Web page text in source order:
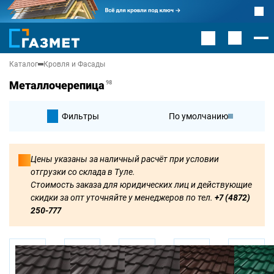
Каталог Кровля и Фасады
Металлочерепица 98
По умолчанию
По цене
Фильтры
Цены указаны за наличный расчёт при условии
отгрузки со склада в Туле.
Стоимость заказа для юридических лиц и действующие
скидки за опт уточняйте у менеджеров по тел. +7 (4872)
250-777